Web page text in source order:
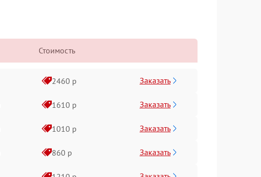
Стоимость
2460 р Заказать
1610 р Заказать
1010 р Заказать
860 р Заказать